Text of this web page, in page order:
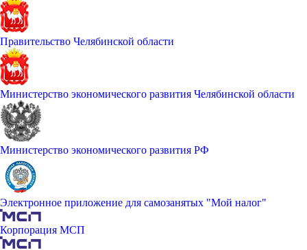
Правительство Челябинской области
Министерство экономического развития Челябинской области
Министерство экономического развития РФ
Электронное приложение для самозанятых "Мой налог"
Корпорация МСП